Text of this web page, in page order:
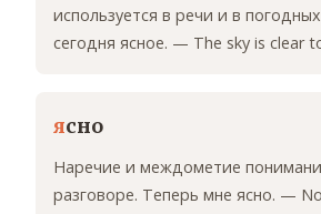
используется в речи и в
сегодня ясное. — The sky is clear
ясно
Наречие и междометие
разговоре. Теперь мне ясно. —